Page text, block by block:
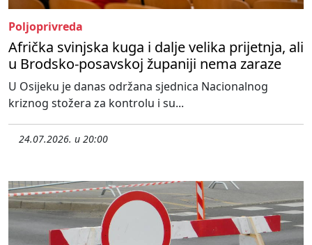
Poljoprivreda
Afrička svinjska kuga i dalje velika prijetnja, ali
u Brodsko-posavskoj županiji nema zaraze
U Osijeku je danas održana sjednica Nacionalnog
kriznog stožera za kontrolu i su...
24.07.2026. u 20:00